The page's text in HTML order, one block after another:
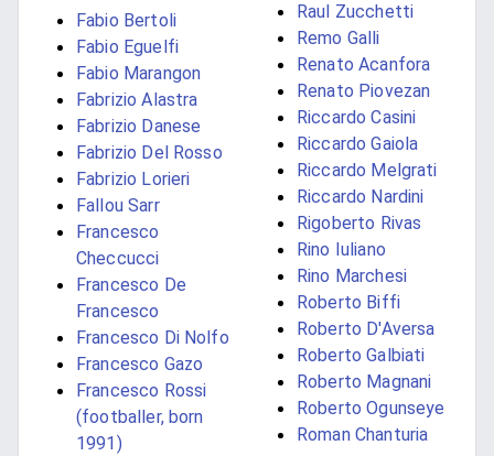
Fabio Bertoli
Fabio Eguelfi
Fabio Marangon
Fabrizio Alastra
Fabrizio Danese
Fabrizio Del Rosso
Fabrizio Lorieri
Fallou Sarr
Francesco
Checcucci
Francesco De
Francesco
Francesco Di Nolfo
Francesco Gazo
Francesco Rossi
(footballer, born
1991)
Raul Zucchetti
Remo Galli
Renato Acanfora
Renato Piovezan
Riccardo Casini
Riccardo Gaiola
Riccardo Melgrati
Riccardo Nardini
Rigoberto Rivas
Rino Iuliano
Rino Marchesi
Roberto Biffi
Roberto D'Aversa
Roberto Galbiati
Roberto Magnani
Roberto Ogunseye
Roman Chanturia